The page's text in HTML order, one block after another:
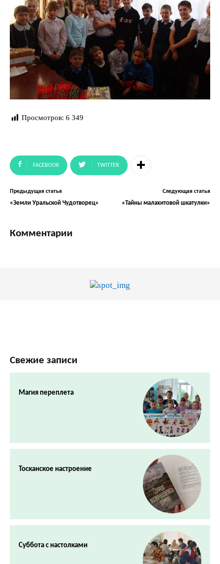
Просмотров: 6 349
FACEBOOK TWITTER
Предыдущая статья
«Земли Уральской Чудотворец»
Следующая статья
«Тайны малахитовой шкатулки»
Комментарии
Свежие записи
Магия переплета
Тосканское настроение
Суббота с настолками